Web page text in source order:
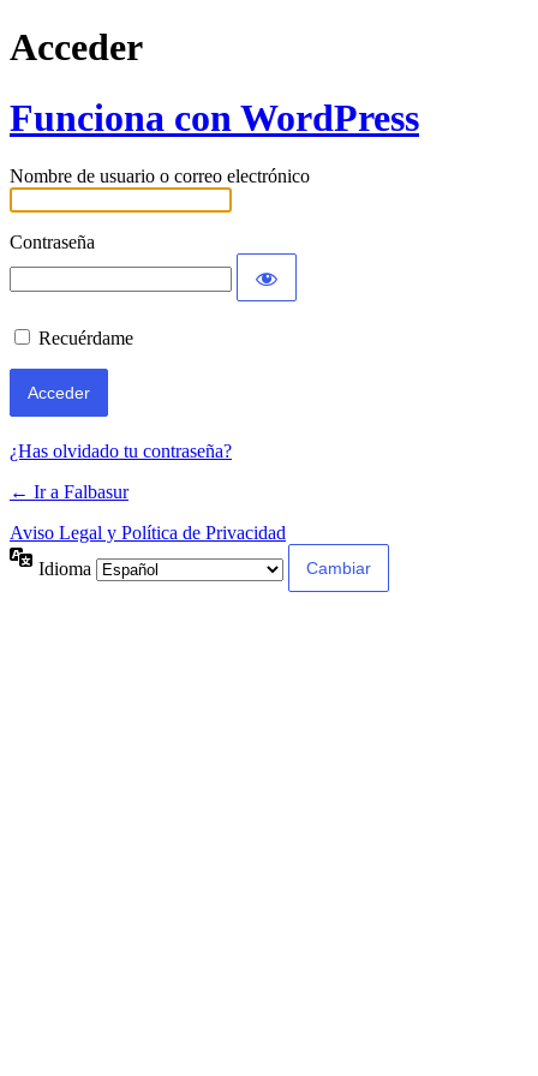
Acceder
Funciona con WordPress
Nombre de usuario o correo electrónico
Contraseña
Recuérdame
¿Has olvidado tu contraseña?
← Ir a Falbasur
Aviso Legal y Política de Privacidad
Idioma